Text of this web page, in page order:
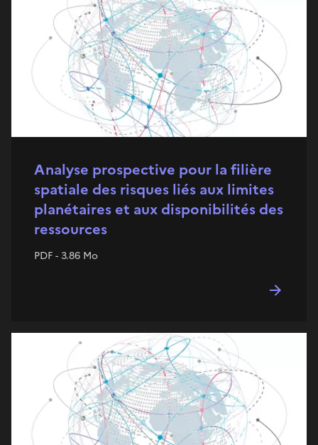
Analyse prospective pour la filière
spatiale des risques liés aux limites
planétaires et aux disponibilités des
ressources
PDF - 3.86 Mo